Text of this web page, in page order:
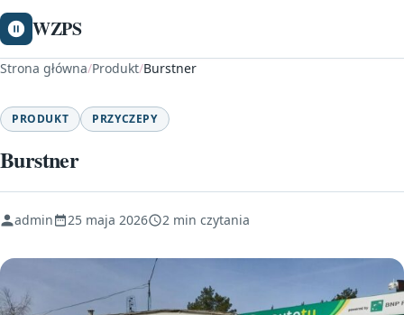
WZPS
Strona główna/Produkt/Burstner
PRODUKT PRZYCZEPY
Burstner
admin 25 maja 2026 2 min czytania